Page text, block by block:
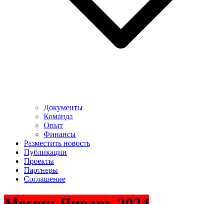
Документы
Команда
Опыт
Финансы
Разместить новость
Публикации
Проекты
Партнеры
Соглашение